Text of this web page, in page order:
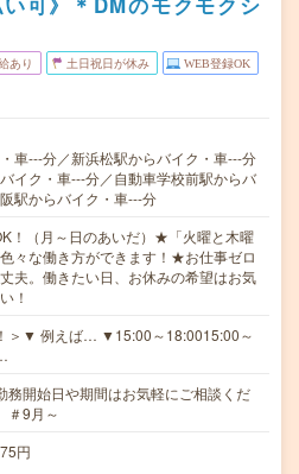
あり 土日祝日が休み WEB登録OK
車---分／新浜松駅からバイク・車---分
イク・車---分／自動車学校前駅からバ
駅からバイク・車---分
！（月～日のあいだ）★「火曜と木曜
々な働き方ができます！★お仕事ゼロ
夫。働きたい日、お休みの希望はお気
！
＞▼ 例えば… ▼15:00～18:0015:00～
開始日や期間はお気軽にご相談くだ
9月～
円